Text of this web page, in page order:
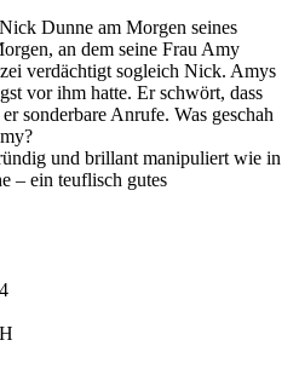
Dunne am Morgen seines
an dem seine Frau Amy
verdächtigt sogleich Nick. Amys
vor ihm hatte. Er schwört, dass
sonderbare Anrufe. Was geschah
und brillant manipuliert wie in
– ein teuflisch gutes